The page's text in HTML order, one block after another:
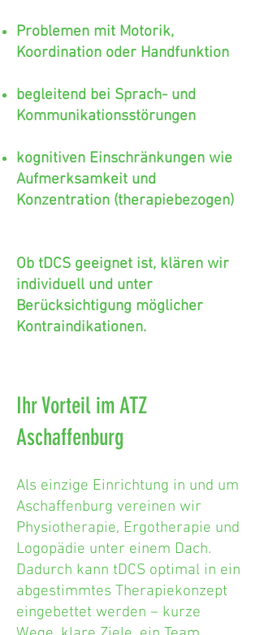
Problemen mit Motorik,
Koordination oder Handfunktion
begleitend bei Sprach- und
Kommunikationsstörungen
kognitiven Einschränkungen wie
Aufmerksamkeit und
Konzentration (therapiebezogen)
Ob tDCS geeignet ist, klären wir
individuell und unter
Berücksichtigung möglicher
Kontraindikationen.
Ihr Vorteil im ATZ
Aschaffenburg
Als einzige Einrichtung in und um
Aschaffenburg vereinen wir
Physiotherapie, Ergotherapie und
Logopädie unter einem Dach.
Dadurch kann tDCS optimal in ein
abgestimmtes Therapiekonzept
eingebettet werden – kurze